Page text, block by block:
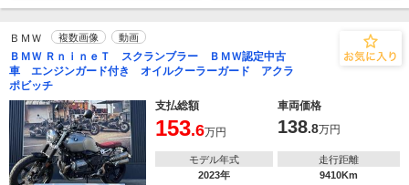
ＢＭＷ 複数画像 動画
ＢＭＷ ＲｎｉｎｅＴ スクランブラー ＢＭＷ認定中古
車 エンジンガード付き オイルクーラーガード アクラ
ポビッチ
支払総額
車両価格
153.6万円 138.8万円
モデル年式
2023年
走行距離
9410Km